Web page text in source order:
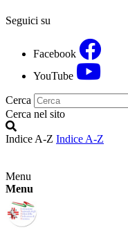
Seguici su
Facebook
YouTube
Cerca
Cerca nel sito
Indice A-Z Indice A-Z
Menu
Menu